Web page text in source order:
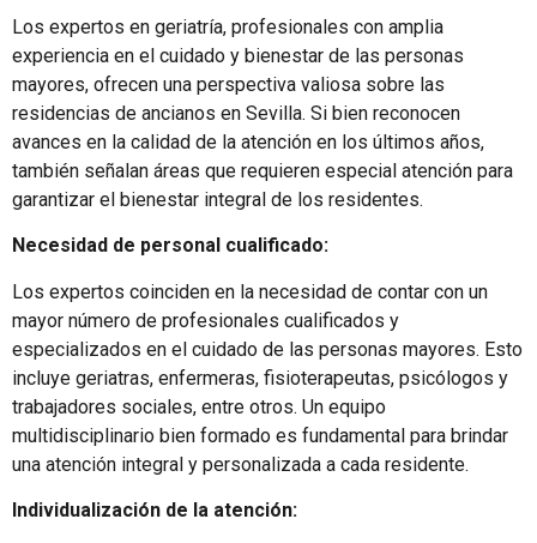
Los expertos en geriatría, profesionales con amplia
experiencia en el cuidado y bienestar de las personas
mayores, ofrecen una perspectiva valiosa sobre las
residencias de ancianos en Sevilla. Si bien reconocen
avances en la calidad de la atención en los últimos años,
también señalan áreas que requieren especial atención para
garantizar el bienestar integral de los residentes.
Necesidad de personal cualificado:
Los expertos coinciden en la necesidad de contar con un
mayor número de profesionales cualificados y
especializados en el cuidado de las personas mayores. Esto
incluye geriatras, enfermeras, fisioterapeutas, psicólogos y
trabajadores sociales, entre otros. Un equipo
multidisciplinario bien formado es fundamental para brindar
una atención integral y personalizada a cada residente.
Individualización de la atención: